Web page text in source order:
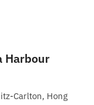
Harbour
Carlton, Hong